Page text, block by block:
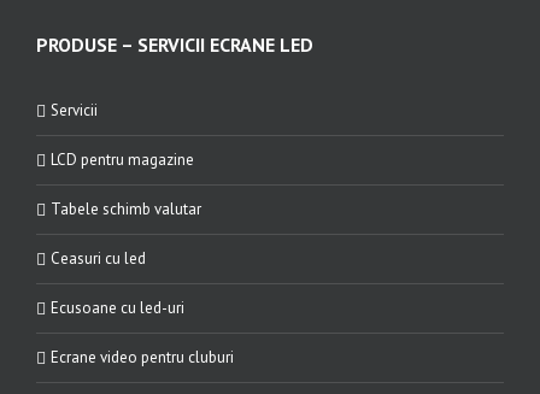
PRODUSE – SERVICII ECRANE LED
Servicii
LCD pentru magazine
Tabele schimb valutar
Ceasuri cu led
Ecusoane cu led-uri
Ecrane video pentru cluburi